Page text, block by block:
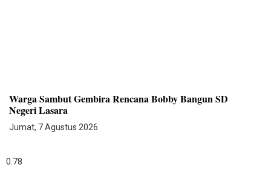
Warga Sambut Gembira Rencana Bobby Bangun SD
Negeri Lasara
Jumat, 7 Agustus 2026